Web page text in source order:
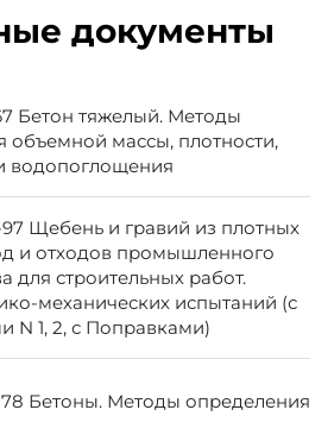
НТД, на который дана ссылка
78
78
документы
Бетон тяжелый. Методы
объемной массы, плотности,
водопоглощения
Щебень и гравий из плотных
и отходов промышленного
для строительных работ.
механических испытаний (с
N 1, 2, с Поправками)
78 Бетоны. Методы определения